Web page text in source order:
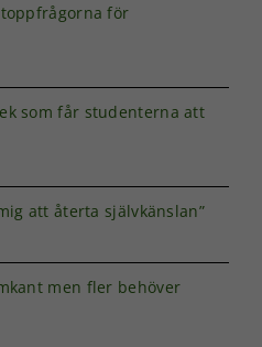
för
som får studenterna att
att återta självkänslan”
men fler behöver